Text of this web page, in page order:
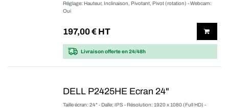
Réglage: Hauteur, Inclinaison, Pivotant, Pivot (rotation) - Webcam:
Oui
197,00€ HT
Livraison offerteen 24/48h
DELL P2425HE Ecran 24"
Taille écran: 24" - Dalle: IPS - Résolution: 1920 x 1080 (Full HD) -